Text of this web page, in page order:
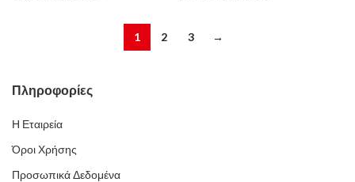
1 2 3 →
Πληροφορίες
Η Εταιρεία
Όροι Χρήσης
Προσωπικά Δεδομένα